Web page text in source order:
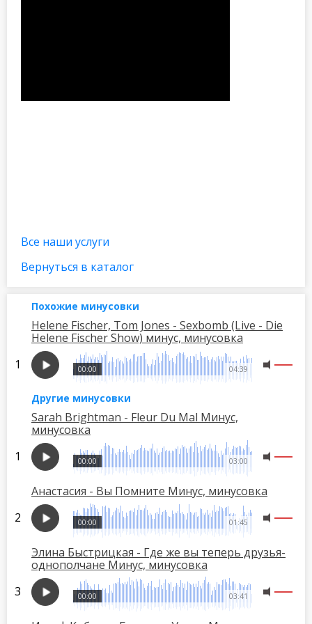
Все наши услуги
Вернуться в каталог
Похожие минусовки
Helene Fischer, Tom Jones - Sexbomb (Live - Die
Helene Fischer Show) минус, минусовка
04:39
00:00
Другие минусовки
Sarah Brightman - Fleur Du Mal Минус,
минусовка
03:00
00:00
Анастасия - Вы Помните Минус, минусовка
01:45
00:00
Элина Быстрицкая - Где же вы теперь друзья-
однополчане Минус, минусовка
03:41
00:00